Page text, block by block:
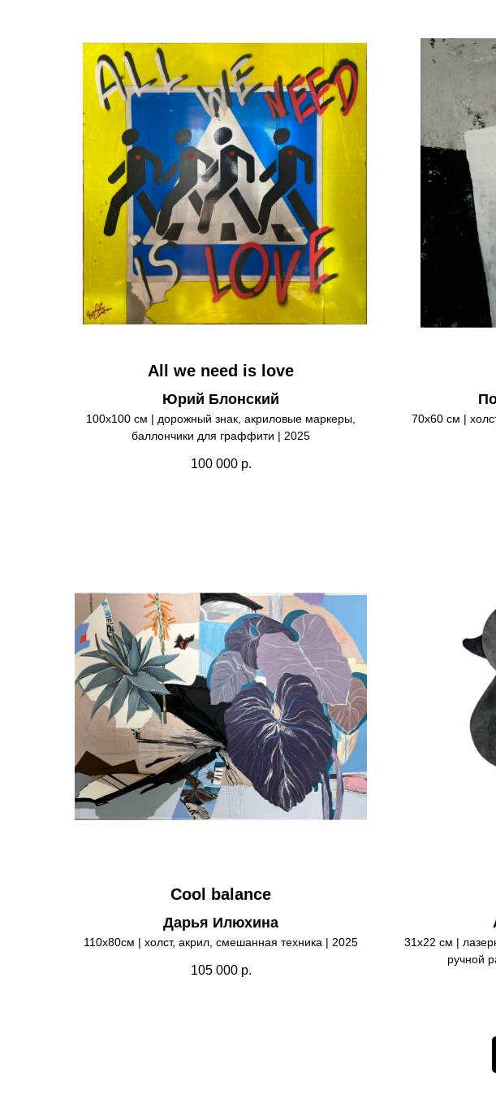
All we need is love
Юрий Блонский
100х100 см | дорожный знак, акриловые маркеры,
баллончики для граффити | 2025
100 000 р.
70х60 см |
Cool balance
Дарья Илюхина
110х80см | холст, акрил, смешанная техника | 2025
105 000 р.
31х22 см |
ручной